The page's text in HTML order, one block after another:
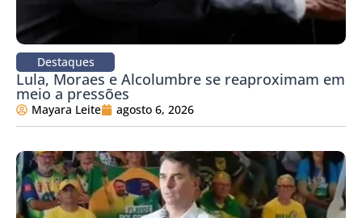
Destaques
Lula, Moraes e Alcolumbre se reaproximam em
meio a pressões
Mayara Leite agosto 6, 2026